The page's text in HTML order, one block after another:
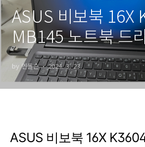
ASUS 비보북 16X
MB145 노트북 드
도우11 설치하기
by 엔돌슨 2024. 3. 23.
ASUS 비보북 16X